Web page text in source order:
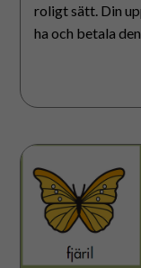
roligt sätt. Din
ha och betala
Vårbingo